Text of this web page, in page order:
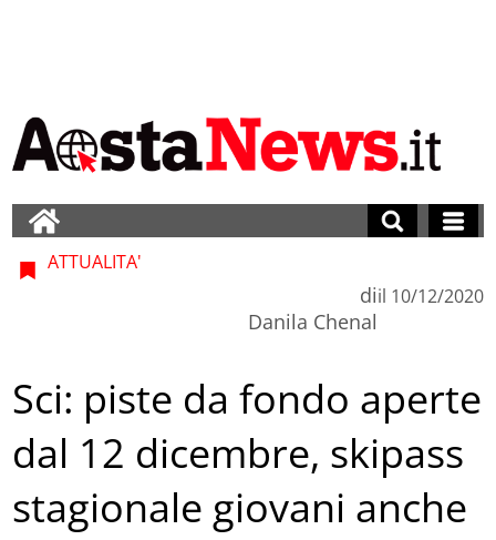
ATTUALITA'
di
Danila Chenal
il 10/12/2020
Sci: piste da fondo aperte
dal 12 dicembre, skipass
stagionale giovani anche